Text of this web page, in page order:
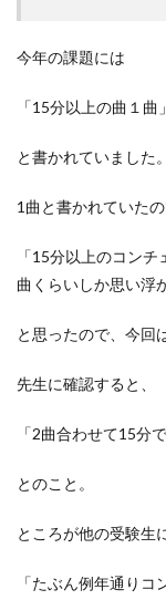
今年の課題には
「15分以上の曲１曲」
と書かれていました。
1曲と書かれていた
「15分以上のコン
曲くらいしか思い浮
と思ったので、今回
先生に確認すると、
「2曲合わせて15分
とのこと。
ところが他の受験生
「たぶん例年通り